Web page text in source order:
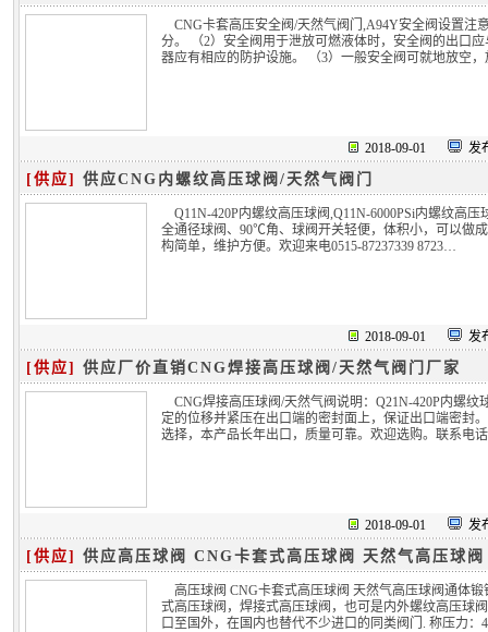
CNG卡套高压安全阀/天然气阀门,A94Y安全阀设置注
分。 （2）安全阀用于泄放可燃液体时，安全阀的出口
器应有相应的防护设施。 （3）一般安全阀可就地放空
2018-09-01 发
[供应] 供应CNG内螺纹高压球阀/天然气阀门
Q11N-420P内螺纹高压球阀,Q11N-6000PSi内螺纹高
全通径球阀、90℃角、球阀开关轻便，体积小，可以做
构简单，维护方便。欢迎来电0515-87237339 8723…
2018-09-01 发
[供应] 供应厂价直销CNG焊接高压球阀/天然气阀门厂家
CNG焊接高压球阀/天然气阀说明：Q21N-420P内螺
定的位移并紧压在出口端的密封面上，保证出口端密封
选择，本产品长年出口，质量可靠。欢迎选购。联系电
2018-09-01 发
[供应] 供应高压球阀 CNG卡套式高压球阀 天然气高压球阀
高压球阀 CNG卡套式高压球阀 天然气高压球阀通体
式高压球阀，焊接式高压球阀，也可是内外螺纹高压球
口至国外，在国内也替代不少进口的同类阀门. 称压力